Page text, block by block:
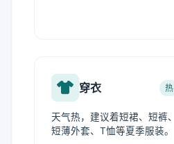
穿衣 热
天气热，建议着短裙、短裤、
短薄外套、T恤等夏季服装。